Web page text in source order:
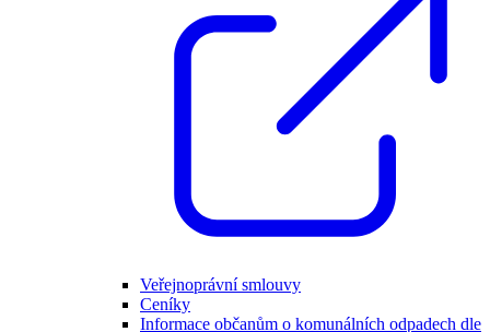
Veřejnoprávní smlouvy
Ceníky
Informace občanům o komunálních odpadech dle